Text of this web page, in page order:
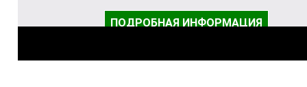
ПОДРОБНАЯ ИНФОРМАЦИЯ